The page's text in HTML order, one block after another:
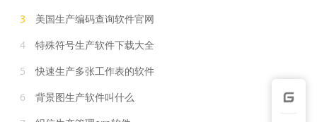
3
美国生产编码查询软件官网
4
特殊符号生产软件下载大全
5
快速生产多张工作表的软件
6
背景图生产软件叫什么